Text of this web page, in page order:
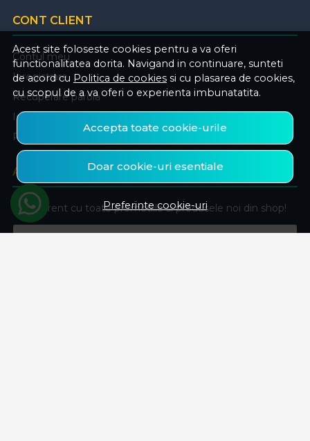
Acest site foloseste cookies pentru a va oferi
functionalitatea dorita. Navigand in continuare, sunteti
de acord cu Politica de cookies si cu plasarea de cookies,
cu scopul de a va oferi o experienta imbunatatita.
Accepta toate cookie-urile
Doar cookie-uri esentiale
Preferinte cookie-uri
CONT CLIENT
Contul meu
Inregistrare
Recuperare parola
Istoric comenzi
Produse favorite
ABONEAZA-TE LA NEWSLETTER
Fii la curent cu toate promotiile si produsele noi din shop!